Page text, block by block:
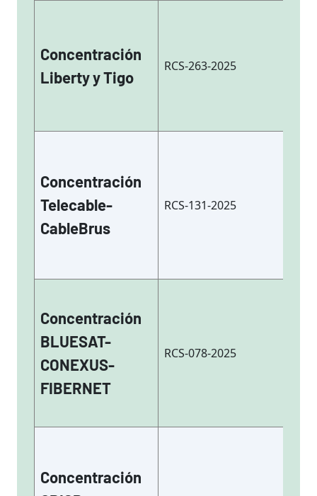
Concentración
Liberty y Tigo
RCS-263-2025
Concentración
Telecable-
CableBrus
RCS-131-2025
Concentración
BLUESAT-
CONEXUS-
FIBERNET
RCS-078-2025
Concentración